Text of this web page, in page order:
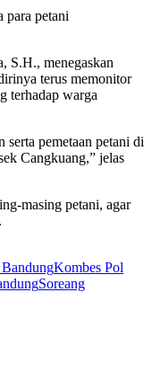
para petani
S.H., menegaskan
terus memonitor
terhadap warga
serta pemetaan petani di
Cangkuang,” jelas
masing petani, agar
Kombes Pol
Soreang